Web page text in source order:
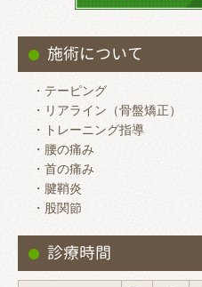
施術について
・テーピング
・リアライン（骨盤矯正）
・トレーニング指導
・腰の痛み
・首の痛み
・腱鞘炎
・股関節
診療時間